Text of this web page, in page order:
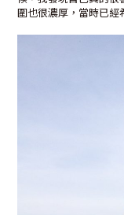
圍也很濃厚，當時已經